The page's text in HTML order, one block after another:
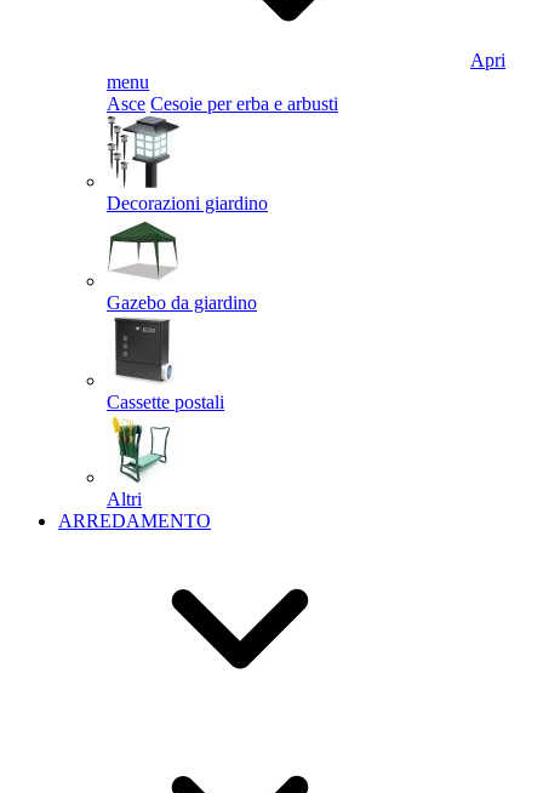
Apri
menu
Asce Cesoie per erba e arbusti
Decorazioni giardino
Gazebo da giardino
Cassette postali
Altri
ARREDAMENTO